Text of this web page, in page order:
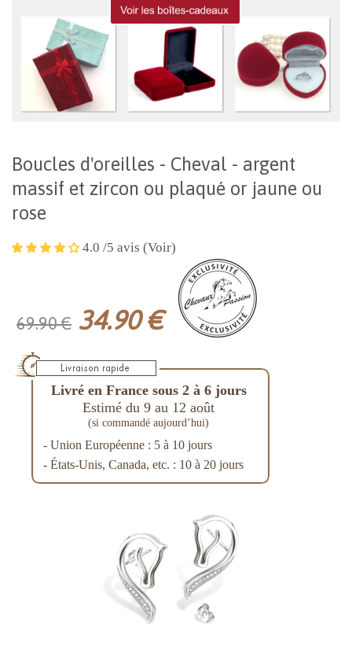
Boucles d'oreilles - Cheval - argent
massif et zircon ou plaqué or jaune ou
rose
4.0 /5 avis (Voir)
69.90 € 34.90 €
Livré en France sous 2 à 6 jours
Estimé du 9 au 12 août
(si commandé aujourd’hui)
- Union Européenne : 5 à 10 jours
- États-Unis, Canada, etc. : 10 à 20 jours